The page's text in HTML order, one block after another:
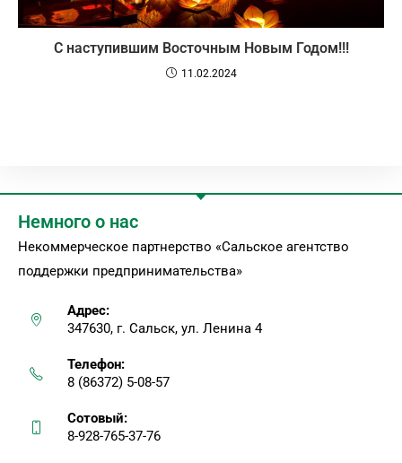
С наступившим Восточным Новым Годом!!!
11.02.2024
Немного о нас
Некоммерческое партнерство «Сальское агентство
поддержки предпринимательства»
Адрес:
347630, г. Сальск, ул. Ленина 4
Телефон:
8 (86372) 5-08-57
Сотовый:
8-928-765-37-76